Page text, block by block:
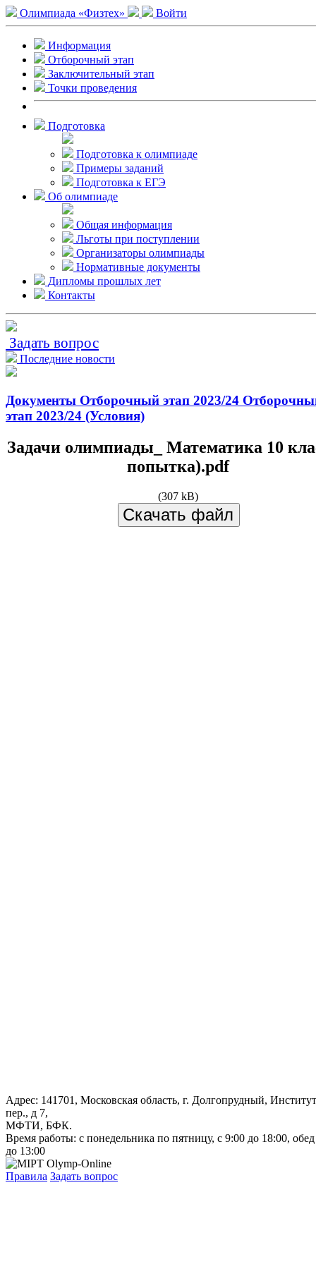
Олимпиада «Физтех» Войти
Информация
Отборочный этап
Заключительный этап
Точки проведения
Подготовка
Подготовка к олимпиаде
Примеры заданий
Подготовка к ЕГЭ
Об олимпиаде
Общая информация
Льготы при поступлении
Организаторы олимпиады
Нормативные документы
Дипломы прошлых лет
Контакты
Задать вопрос
Последние новости
Документы Отборочный этап 2023/24
этап 2023/24 (Условия)
Задачи олимпиады_ Математика 10
попытка).pdf
(307 kB)
Скачать файл
Адрес: 141701, Московская область, г. Долгопрудный,
пер., д 7,
МФТИ, БФК.
Время работы: с понедельника по пятницу, с 9:00 до 18:00,
до 13:00
Правила Задать вопрос